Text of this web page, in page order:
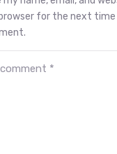
for the next time I